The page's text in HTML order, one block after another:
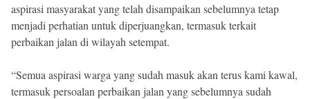
aspirasi masyarakat yang telah disampaikan sebelumnya tetap
menjadi perhatian untuk diperjuangkan, termasuk terkait
perbaikan jalan di wilayah setempat.
“Semua aspirasi warga yang sudah masuk akan terus kami kawal,
termasuk persoalan perbaikan jalan yang sebelumnya sudah